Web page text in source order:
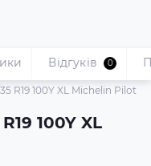
R19 100Y XL Michelin Pilot
100Y XL
Відгуків 0